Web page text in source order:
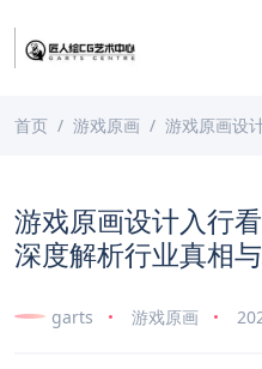
首页 游戏原画 游戏原画设计入行看
游戏原画设计入行
深度解析行业真相
garts 游戏原画